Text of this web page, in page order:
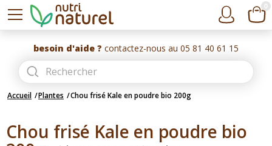
besoin d'aide ? contactez-nous au 05 81 40 61 15
Accueil Plantes Chou frisé Kale en poudre bio 200g
Chou frisé Kale en poudre bio
0